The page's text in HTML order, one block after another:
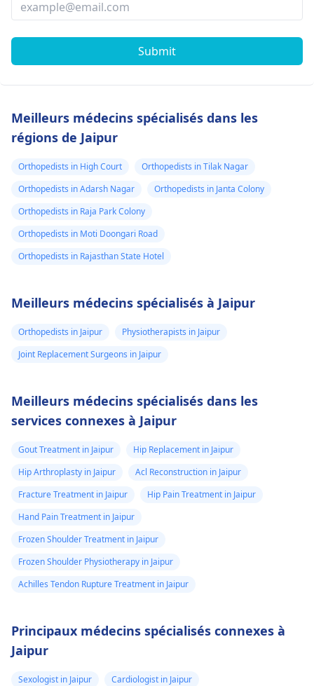
Submit
Meilleurs médecins spécialisés dans les
régions de Jaipur
Orthopedists in High Court
Orthopedists in Tilak Nagar
Orthopedists in Adarsh Nagar
Orthopedists in Janta Colony
Orthopedists in Raja Park Colony
Orthopedists in Moti Doongari Road
Orthopedists in Rajasthan State Hotel
Meilleurs médecins spécialisés à Jaipur
Orthopedists in Jaipur
Physiotherapists in Jaipur
Joint Replacement Surgeons in Jaipur
Meilleurs médecins spécialisés dans les
services connexes à Jaipur
Gout Treatment in Jaipur
Hip Replacement in Jaipur
Hip Arthroplasty in Jaipur
Acl Reconstruction in Jaipur
Fracture Treatment in Jaipur
Hip Pain Treatment in Jaipur
Hand Pain Treatment in Jaipur
Frozen Shoulder Treatment in Jaipur
Frozen Shoulder Physiotherapy in Jaipur
Achilles Tendon Rupture Treatment in Jaipur
Principaux médecins spécialisés connexes à
Jaipur
Sexologist in Jaipur
Cardiologist in Jaipur